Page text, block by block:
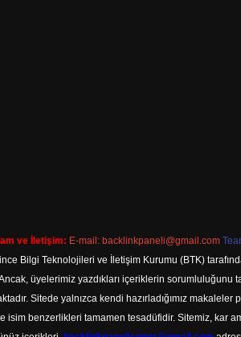
ve İletişim: E-mail: backlinkpaneli@gmail.com
Bilgi Teknolojileri ve İletişim Kurumu (BTK)
üyelerimiz yazdıkları içeriklerin
Sitede yalnızca kendi hazırladığımız
isim benzerlikleri tamamen tesadüfidir. Sitemiz, kar